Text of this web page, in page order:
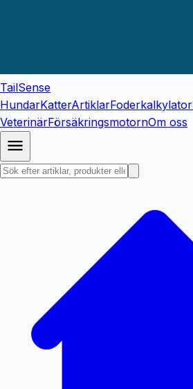
TailSense
HundarKatterArtiklarFoderkalkylator
VeterinärFörsäkringsmotornOm oss